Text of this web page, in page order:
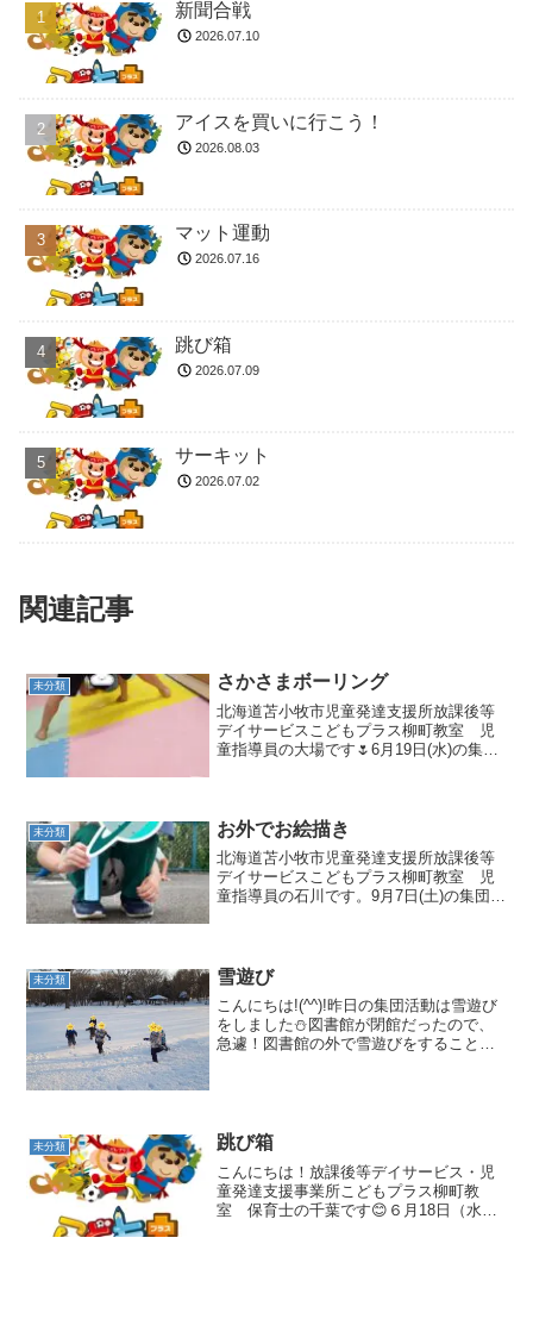
新聞合戦
2026.07.10
アイスを買いに行こう！
2026.08.03
マット運動
2026.07.16
跳び箱
2026.07.09
サーキット
2026.07.02
関連記事
未分類 さかさまボーリング
北海道苫小牧市児童発達支援所放課後等
デイサービスこどもプラス柳町教室 児
童指導員の大場です🌷6月19日(水)の集団
す！倒せたカップの個...
未分類 お外でお絵描き
北海道苫小牧市児童発達支援所放課後等
デイサービスこどもプラス柳町教室 児
童指導員の石川です。9月7日(土)の集団活
しています。何を...
未分類 雪遊び
こんにちは!(^^)!昨日の集団活動は雪遊び
をしました⛄図書館が閉館だったので、
急遽！図書館の外で雪遊びをすることに
未分類 跳び箱
こんにちは！放課後等デイサービス・児
童発達支援事業所こどもプラス柳町教
室 保育士の千葉です😊６月18日（水）